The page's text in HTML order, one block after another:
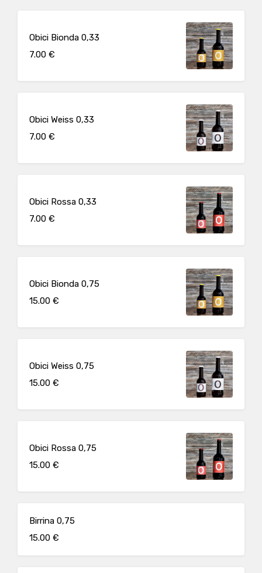
Obici Bionda 0,33
7.00 €
Obici Weiss 0,33
7.00 €
Obici Rossa 0,33
7.00 €
Obici Bionda 0,75
15.00 €
Obici Weiss 0,75
15.00 €
Obici Rossa 0,75
15.00 €
Birrina 0,75
15.00 €